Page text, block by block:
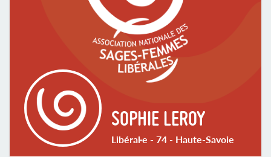
SOPHIE LEROY
Libéral·e - 74 - Haute-Savoie